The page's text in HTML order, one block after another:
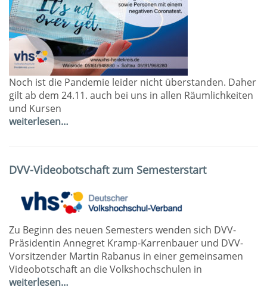
Noch ist die Pandemie leider nicht überstanden. Daher
gilt ab dem 24.11. auch bei uns in allen Räumlichkeiten
und Kursen
weiterlesen…
DVV-Videobotschaft zum Semesterstart
Zu Beginn des neuen Semesters wenden sich DVV-
Präsidentin Annegret Kramp-Karrenbauer und DVV-
Vorsitzender Martin Rabanus in einer gemeinsamen
Videobotschaft an die Volkshochschulen in
weiterlesen…